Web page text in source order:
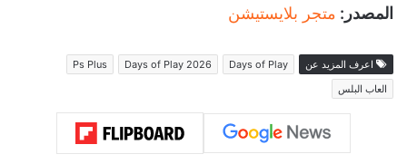
المصدر: متجر بلايستيشن
اعرف المزيد عن Days of Play
Days of Play 2026
Ps Plus
العاب البلس